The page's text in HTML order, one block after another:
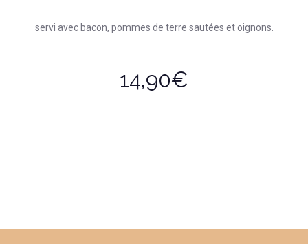
servi avec bacon, pommes de terre sautées et oignons.
14,90€